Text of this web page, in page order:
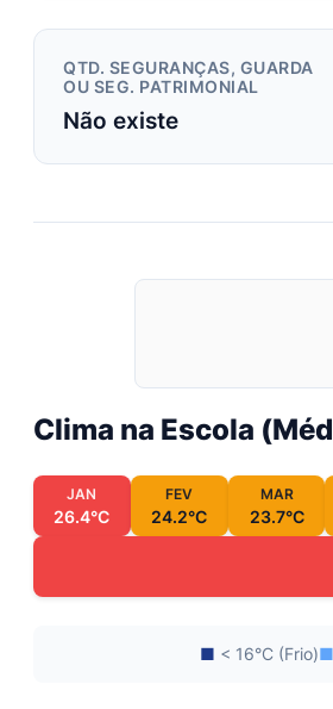
QTD. SEGURANÇAS, GUARDA
OU SEG. PATRIMONIAL
Não existe
Clima na Escola
JAN
26.4°C
FEV
24.2°C
MAR
23.7°C
■ < 16°C (Frio)■